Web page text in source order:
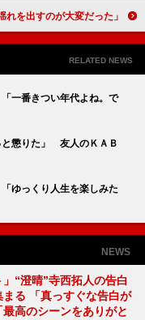
、ドラマで初の刑事役 「感情の揺れを出すのが大変だった」
RELATED NEWS
一番きつい年代よね。で
と懲りた」 友人のＫＡＢ
ゆっくり人生を楽しみた
NEWS
」“澄晴”寺西拓人の告白
まる 「真っすぐな告白が
高のシーンをありがと